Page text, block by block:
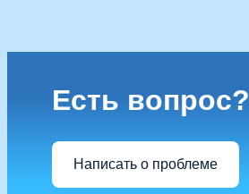
Есть вопрос?
Написать о проблеме